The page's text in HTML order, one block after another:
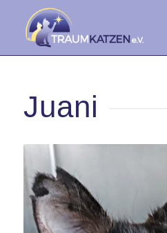
Juani